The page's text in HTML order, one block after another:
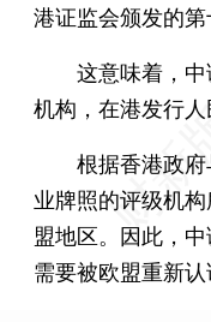
港证监会颁发的第
这意味着，中
机构，在港发行人
根据香港政府
业牌照的评级机
盟地区。因此，
需要被欧盟重新认